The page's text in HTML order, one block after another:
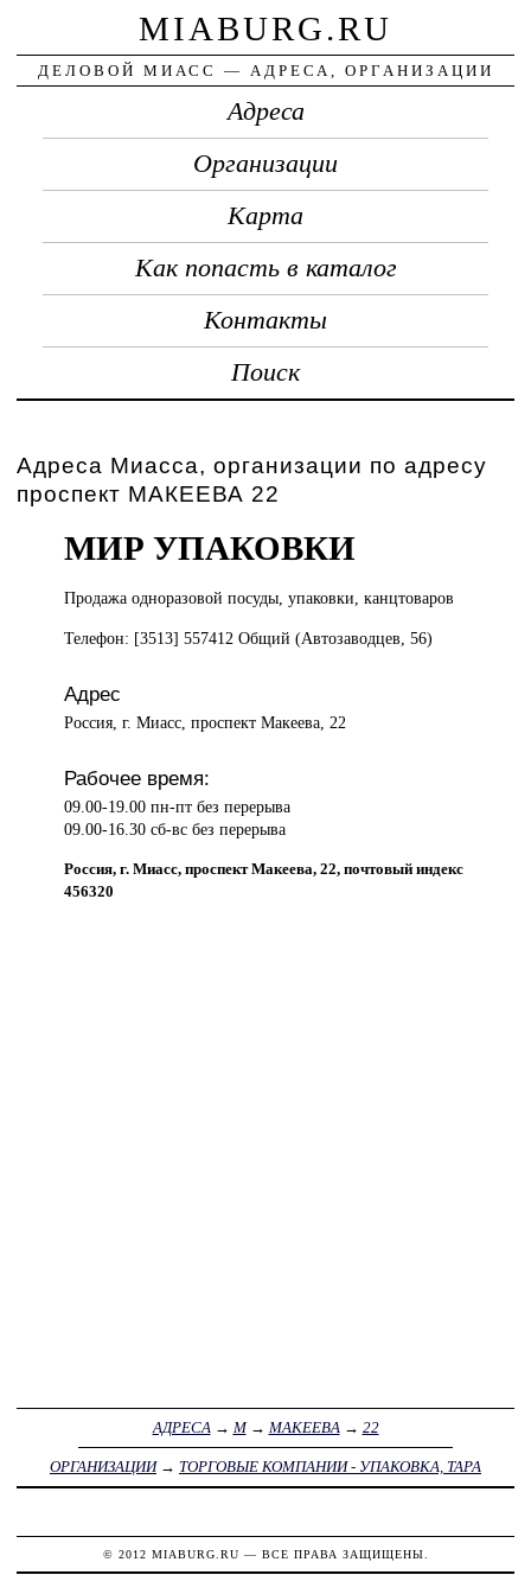
MIABURG.RU
ДЕЛОВОЙ МИАСС — АДРЕСА, ОРГАНИЗАЦИИ
Адреса
Организации
Карта
Как попасть в каталог
Контакты
Поиск
Адреса Миасса, организации по адресу
проспект МАКЕЕВА 22
МИР УПАКОВКИ
Продажа одноразовойпосуды, упаковки, канцтоваров
Телефон: [3513] 557412 Общий (Автозаводцев, 56)
Адрес
Россия, г. Миасс, проспект Макеева, 22
Рабочее время:
09.00-19.00 пн-пт без перерыва
09.00-16.30 сб-вс без перерыва
Россия, г. Миасс, проспект Макеева, 22, почтовый индекс
456320
АДРЕСА→ М→ МАКЕЕВА→ 22
ОРГАНИЗАЦИИ→ ТОРГОВЫЕ КОМПАНИИ - УПАКОВКА, ТАРА
© 2012 MIABURG.RU — ВСЕ ПРАВА ЗАЩИЩЕНЫ.